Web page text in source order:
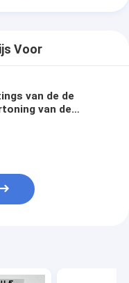
Voor
van de de
van de